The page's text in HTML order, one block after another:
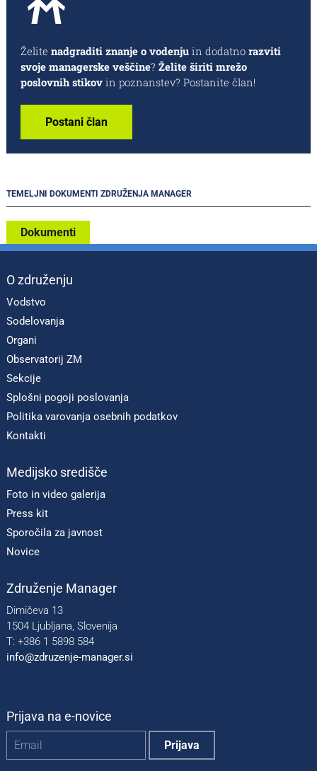
Želite nadgraditi znanje o vodenjuin dodatno razviti
svoje managerske veščine? Želite širiti mrežo
poslovnih stikovin poznanstev? Postanite član!
Postani član
TEMELJNI DOKUMENTI ZDRUŽENJA MANAGER
Dokumenti
O združenju
Vodstvo
Sodelovanja
Organi
Observatorij ZM
Sekcije
Splošni pogoji poslovanja
Politika varovanja osebnih podatkov
Kontakti
Medijsko središče
Foto in video galerija
Press kit
Sporočila za javnost
Novice
Združenje Manager
Dimičeva 13
1504 Ljubljana, Slovenija
T: +386 1 5898 584
info@zdruzenje-manager.si
Prijava na e-novice